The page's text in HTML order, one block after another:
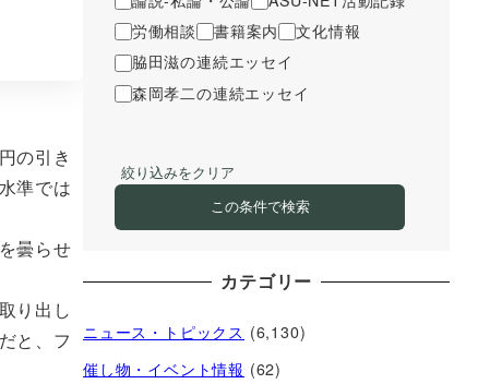
の引き
準では
曇らせ
り出し
と、フ
労働相談
書籍案内
文化情報
脇田滋の連続エッセイ
森岡孝二の連続エッセイ
絞り込みをクリア
この条件で検索
カテゴリー
ニュース・トピックス (6,130)
催し物・イベント情報 (62)